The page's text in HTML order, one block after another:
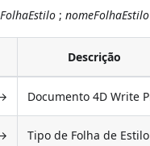
;nomeFolhaEstilo
Descrição
Documento 4D Write
Tipo de Folha de Estilo